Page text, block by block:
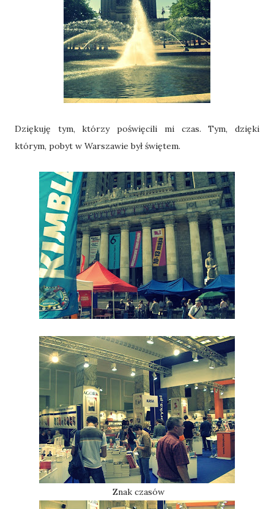
Dziękuję tym, którzy poświęcili mi czas. Tym, dzięki
którym, pobyt w Warszawie był świętem.
Znak czasów